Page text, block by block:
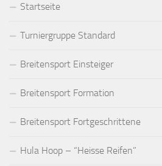
Startseite
Turniergruppe Standard
Breitensport Einsteiger
Breitensport Formation
Breitensport Fortgeschrittene
Hula Hoop – “Heisse Reifen”